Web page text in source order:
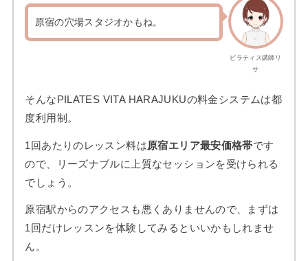
ピラティス講師リ
サ
原宿の穴場スタジオかもね。
そんなPILATES VITA HARAJUKUの料金システムは都
度利用制。
1回あたりのレッスン料は原宿エリア最安価格帯です
ので、リーズナブルに上質なセッションを受けられる
でしょう。
原宿駅からのアクセスも悪くありませんので、まずは
1回だけレッスンを体験してみるといいかもしれませ
ん。